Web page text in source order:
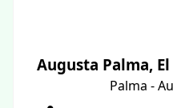
Augusta Palma,
Palma -